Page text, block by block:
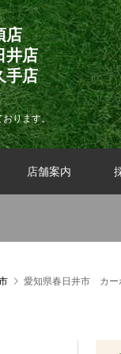
店
井店
手店
おります。
店舗案内
愛知県春日井市 カー